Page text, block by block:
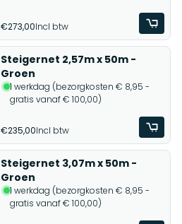
€273,00Incl btw
Steigernet 2,57m x 50m -
Groen
1 werkdag (bezorgkosten € 8,95 -
gratis vanaf € 100,00)
€235,00Incl btw
Steigernet 3,07m x 50m -
Groen
1 werkdag (bezorgkosten € 8,95 -
gratis vanaf € 100,00)